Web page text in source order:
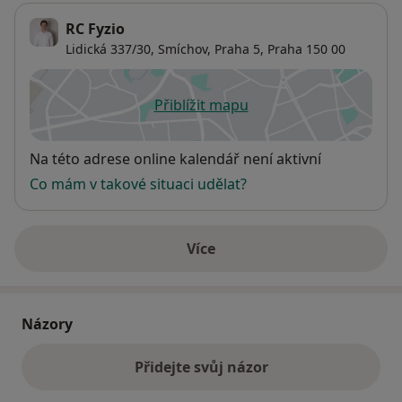
praxi.
Mobilizace v kontextu svalových řetězců
Viscerovertebrální vztahy se zaměřením na terapii
gastroezofageálního refluxu.
International Diploma in Dry Needling (OMT Training).
RC Fyzio
Lidická 337/30, Smíchov, Praha 5, Praha 150 00
Přiblížit mapuse otevře v nové záložce
Dostupnost
Na této adrese online kalendář není aktivní
Co mám v takové situaci udělat?
Víceo adrese
Názory
Přidejte svůj názor